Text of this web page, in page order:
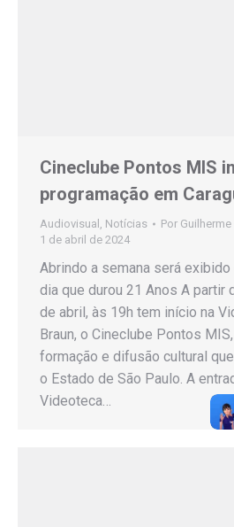
Cineclube Pontos MIS
programação em
Audiovisual , Notícias Por
1 de abril de 2024
Abrindo a semana será
dia que durou 21 Anos A partir
de abril, às 19h tem início na
Braun, o Cineclube Pontos
formação e difusão cultural
o Estado de São Paulo. A
Videoteca…